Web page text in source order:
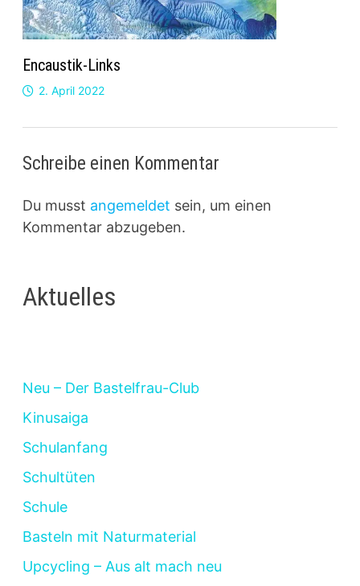
Encaustik-Links
2. April 2022
Schreibe einen Kommentar
Du musst angemeldet sein, um einen
Kommentar abzugeben.
Aktuelles
Neu – Der Bastelfrau-Club
Kinusaiga
Schulanfang
Schultüten
Schule
Basteln mit Naturmaterial
Upcycling – Aus alt mach neu